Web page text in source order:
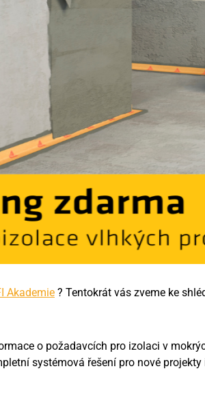
Akademie ? Tentokrát vás zveme ke
o požadavcích pro izolaci v
systémová řešení pro nové projekty